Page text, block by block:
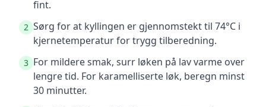
fint.
2 Sørg for at kyllingen er gjennomstekt til 74°C i
kjernetemperatur for trygg tilberedning.
3 For mildere smak, surr løken på lav varme over
lengre tid. For karamelliserte løk, beregn minst
30 minutter.